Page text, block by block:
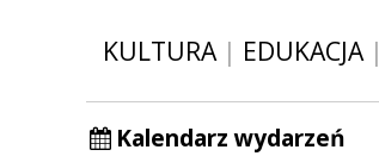
KULTURA| EDUKACJA|
Kalendarz wydarzeń